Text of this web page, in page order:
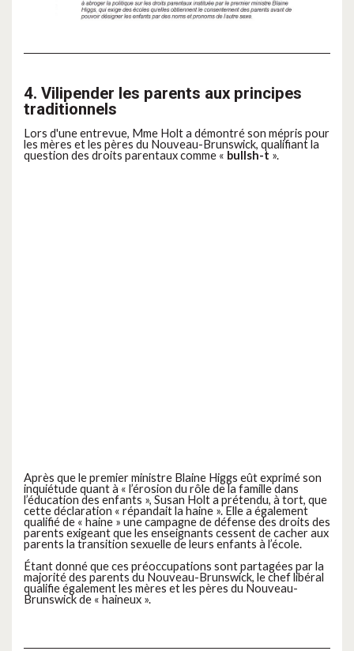
4. Vilipender les parents aux principes
traditionnels
Lors d'une entrevue, Mme Holt a démontré son mépris pour
les mères et les pères du Nouveau-Brunswick, qualifiant la
question des droits parentaux comme « bullsh-t ».
Après que le premier ministre Blaine Higgs eût exprimé son
inquiétude quant à « l’érosion du rôle de la famille dans
l’éducation des enfants », Susan Holt a prétendu, à tort, que
cette déclaration « répandait la haine ». Elle a également
qualifié de « haine » une campagne de défense des droits des
parents exigeant que les enseignants cessent de cacher aux
parents la transition sexuelle de leurs enfants à l’école.
Étant donné que ces préoccupations sont partagées par la
majorité des parents du Nouveau-Brunswick, le chef libéral
qualifie également les mères et les pères du Nouveau-
Brunswick de « haineux ».